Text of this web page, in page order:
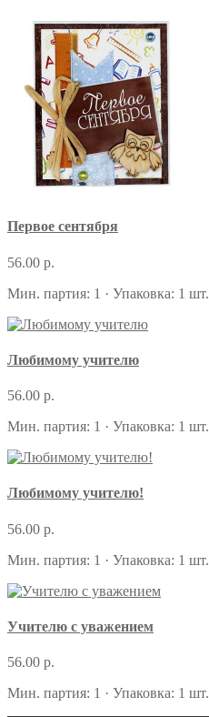
Первое сентября
56.00 р.
Мин. партия: 1 · Упаковка: 1 шт.
Любимому учителю
56.00 р.
Мин. партия: 1 · Упаковка: 1 шт.
Любимому учителю!
56.00 р.
Мин. партия: 1 · Упаковка: 1 шт.
Учителю с уважением
56.00 р.
Мин. партия: 1 · Упаковка: 1 шт.